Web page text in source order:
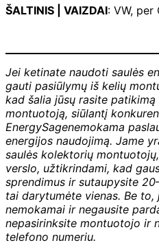
ŠALTINIS | VAIZDAI: VW, per
Jei ketinate naudoti saulės
gauti pasiūlymų iš kelių
kad šalia jūsų rasite patikimą
montuotoją, siūlantį
EnergySagenemokama
energijos naudojimą. Jame
saulės kolektorių
verslo, užtikrindami, kad
sprendimus ir sutaupysite
tai darytumėte vienas. Be
nemokamai ir negausite
nepasirinksite montuotojo ir
telefono numeriu.